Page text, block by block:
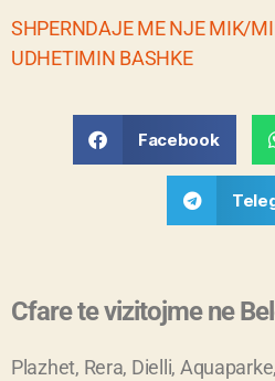
SHPERNDAJE ME NJE MIK/
UDHETIMIN BASHKE
Facebook
Cfare te vizitojme ne
Plazhet, Rera, Dielli,